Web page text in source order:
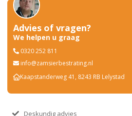
Advies of vragen?
We helpen u graag
0320 252 811
info@zamsierbestrating.nl
Kaapstanderweg 41, 8243 RB Lelystad
Deskundig advies